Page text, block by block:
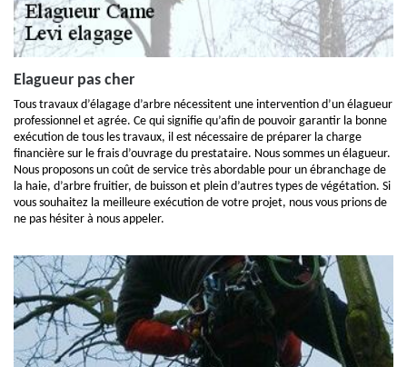
Elagueur pas cher
Tous travaux d’élagage d’arbre nécessitent une intervention d’un élagueur
professionnel et agrée. Ce qui signifie qu’afin de pouvoir garantir la bonne
exécution de tous les travaux, il est nécessaire de préparer la charge
financière sur le frais d’ouvrage du prestataire. Nous sommes un élagueur.
Nous proposons un coût de service très abordable pour un ébranchage de
la haie, d’arbre fruitier, de buisson et plein d’autres types de végétation. Si
vous souhaitez la meilleure exécution de votre projet, nous vous prions de
ne pas hésiter à nous appeler.